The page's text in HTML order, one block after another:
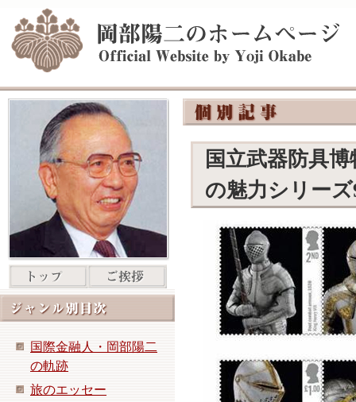
国際金融人・岡部陽二
の軌跡
旅のエッセー
国立武器防具
の魅力シリーズ